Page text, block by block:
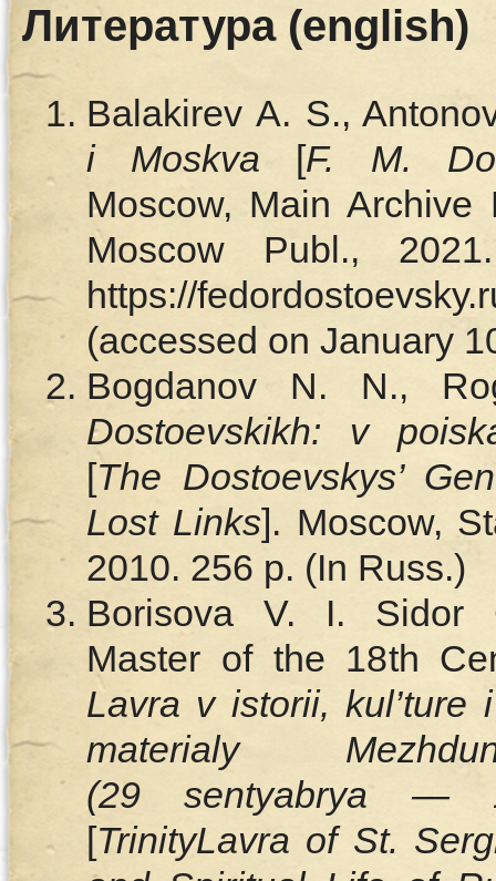
Литература (english)
Balakirev A. S.,
іMoskva [F. M.
Moscow, Main
Moscow Publ.,
https://
(accessed on January
Bogdanov N. N.,
Dostoevskikh: v
[The Dostoevskys’
Lost Links]. Moscow,
2010. 256 p. (In Russ.)
Borisova V. I. Sidor
Master of the 18th
Lavra v istorii, kul’ture
materialy
(29 sentyabrya —
[TrinityLavra of St.